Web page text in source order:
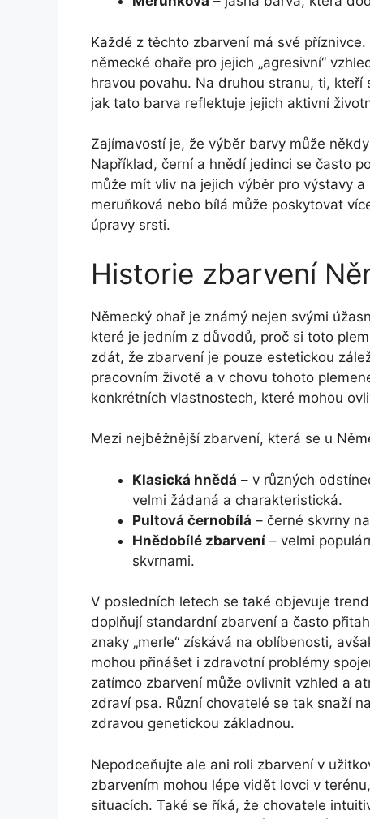
Každé z těchto zbarvení má své
německé ohaře pro jejich „agresivní“
hravou povahu. Na druhou stranu, ti,
jak tato barva reflektuje jejich aktivní
Zajímavostí je, že výběr barvy může
Například, černí a hnědí jedinci se často
může mít vliv na jejich výběr pro výstavy
meruňková nebo bílá může poskytovat
úpravy srsti.
Historie zbarvení
Německý ohař je známý nejen svými
které je jedním z důvodů, proč si toto
zdát, že zbarvení je pouze estetickou
pracovním životě a v chovu tohoto
konkrétních vlastnostech, které mohou
Mezi nejběžnější zbarvení, která se u
Klasická hnědá – v různých
velmi žádaná a charakteristická.
Pultová černobílá – černé skvrny
Hnědobílé zbarvení – velmi
skvrnami.
V posledních letech se také objevuje
doplňují standardní zbarvení a často
znaky „merle“ získává na oblíbenosti,
mohou přinášet i zdravotní problémy
zatímco zbarvení může ovlivnit vzhled a
zdraví psa. Různí chovatelé se tak snaží
zdravou genetickou základnou.
Nepodceňujte ale ani roli zbarvení v
zbarvením mohou lépe vidět lovci v
situacích. Také se říká, že chovatele